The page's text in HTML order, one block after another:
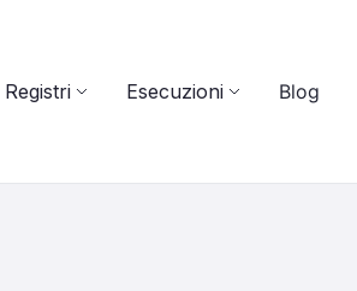
Registri Esecuzioni Blog